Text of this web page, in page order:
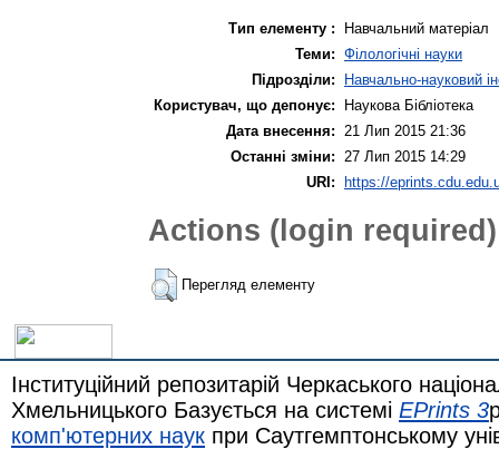
Тип елементу :
Навчальний матеріал
Теми: Філологічні науки
Підрозділи:
Навчально-науковий
Користувач, що депонує:
Наукова Бібліотека
Дата внесення:
21 Лип 2015 21:36
Останні зміни:
27 Лип 2015 14:29
URI: https://
Actions (login required)
Перегляд елементу
Інституційний репозитарій Черкаського
Хмельницького Базується на системі EPrints 3
комп'ютерних наук при Саутгемптонському